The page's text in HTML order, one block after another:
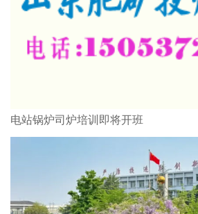
电站锅炉司炉培训即将开班